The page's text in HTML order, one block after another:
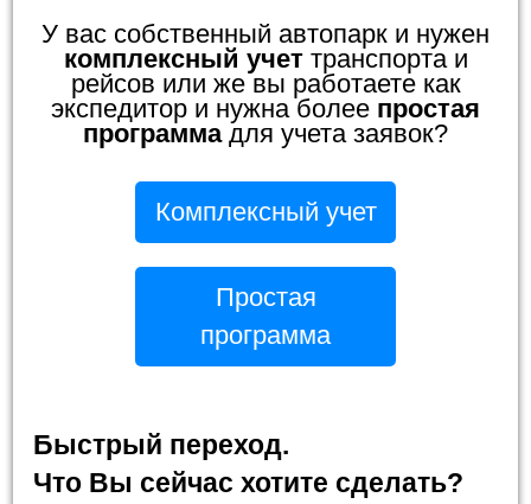
У вас собственный автопарк и нужен
комплексный учеттранспорта и
рейсов или же вы работаете как
экспедитор и нужна более простая
программадля учета заявок?
Комплексный учет
Простая
программа
Быстрый переход.
Что Вы сейчас хотите сделать?